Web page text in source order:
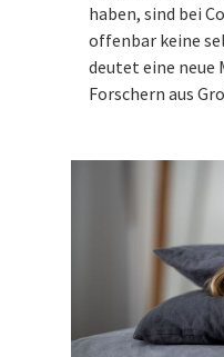
haben, sind bei
offenbar keine
deutet eine neue
Forschern aus